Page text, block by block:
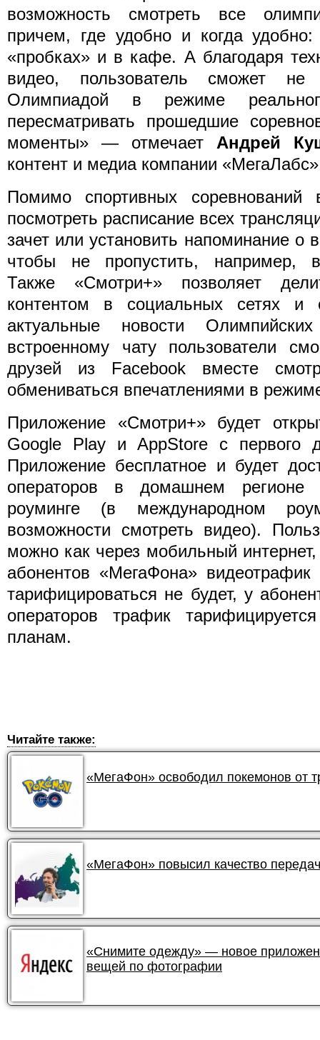
возможность смотреть все
причем, где удобно и когда
«пробках» и в кафе. А благодаря
видео, пользователь сможет
Олимпиадой в режиме
пересматривать прошедшие
моменты» — отмечает Андрей
контент и медиа компании
Помимо спортивных
посмотреть расписание всех
зачет или установить напоминание о
чтобы не пропустить, например,
Также «Смотри+» позволяет
контентом в социальных сетях и
актуальные новости
встроенному чату пользователи
друзей из Facebook вместе
обмениваться впечатлениями в
Приложение «Смотри+» будет
Google Play и AppStore с первого
Приложение бесплатное и будет
операторов в домашнем регионе
роуминге (в международном
возможности смотреть видео).
можно как через мобильный
абонентов «МегаФона»
тарифицироваться не будет, у
операторов трафик
планам.
Читайте также:
«МегаФон» освободил покемонов от
«МегаФон» повысил качество
«Снимите одежду» — новое
вещей по фотографии